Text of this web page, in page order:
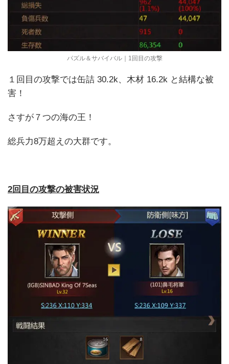
パズル＆サバイバル｜1回目の攻撃
１回目の攻撃では缶詰 30.2k、木材 16.2k と結構な被
害！
さすが７つの海の王！
総兵力8万超えの大群です。
2回目の攻撃の被害状況